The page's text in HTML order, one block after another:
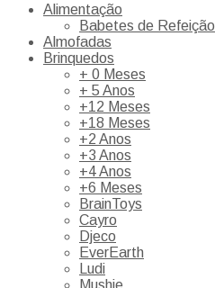
Alimentação
Babetes de Refeição
Almofadas
Brinquedos
+ 0 Meses
+ 5 Anos
+12 Meses
+18 Meses
+2 Anos
+3 Anos
+4 Anos
+6 Meses
BrainToys
Cayro
Djeco
EverEarth
Ludi
Mushie